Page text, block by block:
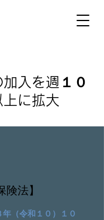
入を週１０
上に拡大
法】
（令和１０）１０